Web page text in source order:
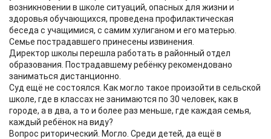
возникновении в школе ситуаций, опасных для жизни и
здоровья обучающихся, проведена профилактическая
беседа с учащимися, с самим хулиганом и его матерью.
Семье пострадавшего принесены извинения.
Директор школы перешла работать в районный отдел
образования. Пострадавшему ребёнку рекомендовано
заниматься дистанционно.
Суд ещё не состоялся. Как могло такое произойти в сельской
школе, где в классах не занимаются по 30 человек, как в
городе, а в два, а то и более раз меньше, где каждая семья,
каждый ребёнок на виду?
Вопрос риторический. Могло. Среди детей, да ещё в